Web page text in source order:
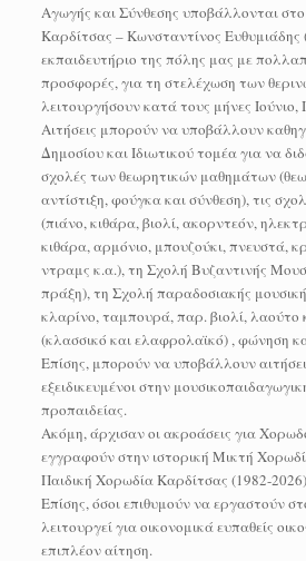
Αγωγής και Σύνθεσης υποβάλλονται στο
Καρδίτσας – Κωνσταντίνος Ευθυμιάδης
εκπαιδευτήριο της πόλης μας με
προσφορές, για τη στελέχωση των
λειτουργήσουν κατά τους μήνες Ιούνιο,
Αιτήσεις μπορούν να υποβάλλουν
Δημοσίου και Ιδιωτικού τομέα για να
σχολές των θεωρητικών μαθημάτων
αντίστιξη, φούγκα και σύνθεση), τις
(πιάνο, κιθάρα, βιολί, ακορντεόν,
κιθάρα, αρμόνιο, μπουζούκι, πνευστά,
ντραμς κ.α.), τη Σχολή Βυζαντινής
πράξη), τη Σχολή παραδοσιακής
κλαρίνο, ταμπουρά, παρ. βιολί, λαούτο
(κλασσικό και ελαφρολαϊκό) , φώνηση
Επίσης, μπορούν να υποβάλλουν
εξειδικευμένοι στην
προπαιδείας.
Aκόμη, άρχισαν οι ακροάσεις για
εγγραφούν στην ιστορική Μικτή
Παιδική Χορωδία Καρδίτσας (1982-
Επίσης, όσοι επιθυμούν να εργαστούν
λειτουργεί για οικονομικά ευπαθείς
επιπλέον αίτηση.